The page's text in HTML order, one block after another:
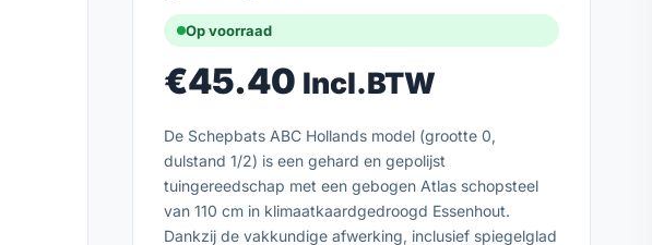
Op voorraad
€45.40 Incl.BTW
De Schepbats ABC Hollands model (grootte 0,
dulstand 1/2) is een gehard en gepolijst
tuingereedschap met een gebogen Atlas schopsteel
van 110 cm in klimaatkaardgedroogd Essenhout.
Dankzij de vakkundige afwerking, inclusief spiegelglad